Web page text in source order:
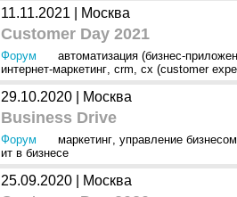
11.11.2021 | Москва
Customer Day 2021
Форум
автоматизация (бизнес-
интернет-маркетинг, crm, cx (customer
29.10.2020 | Москва
Business Drive
Форум маркетинг, управление бизнесом
ит в бизнесе
25.09.2020 | Москва